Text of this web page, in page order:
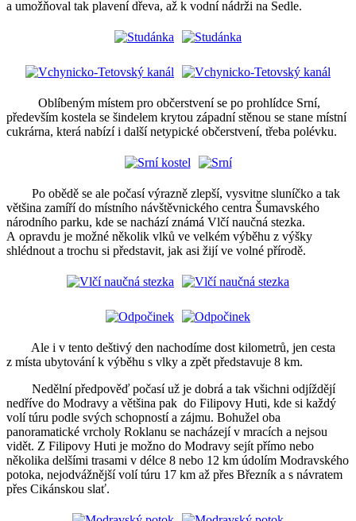
a umožňoval tak plavení dřeva, až k vodní nádrži na Sedle.
Oblíbeným místem pro občerstvení se po prohlídce Srní,
především kostela se šindelem krytou západní stěnou se stane místní
cukrárna, která nabízí i další netypické občerstvení, třeba polévku.
Po obědě se ale počasí výrazně zlepší, vysvitne sluníčko a tak
většina zamíří do místního návštěvnického centra Šumavského
národního parku, kde se nachází známá Vlčí naučná stezka.
A opravdu je možné několik vlků ve velkém výběhu z výšky
shlédnout a trochu si představit, jak asi žijí ve volné přírodě.
Ale i v tento deštivý den nachodíme dost kilometrů, jen cesta
z místa ubytování k výběhu s vlky a zpět představuje 8 km.
Nedělní předpověď počasí už je dobrá a tak všichni odjíždějí
nedříve do Modravy a většina pak do Filipovy Huti, kde si každý
volí túru podle svých schopností a zájmu. Bohužel oba
panoramatické vrcholy Roklanu se nacházejí v mracích a nejsou
vidět. Z Filipovy Huti je možno do Modravy sejít přímo nebo
několika delšími trasami v délce 8 nebo 12 km údolím Modravského
potoka, nejodvážnější volí túru 17 km až přes Březník a s návratem
přes Cikánskou slať.